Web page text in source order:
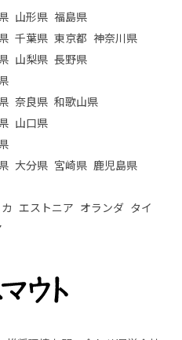
山形県 福島県
千葉県 東京都 神奈川県
山梨県 長野県
奈良県 和歌山県
山口県
大分県 宮崎県 鹿児島県
エストニア オランダ タイ